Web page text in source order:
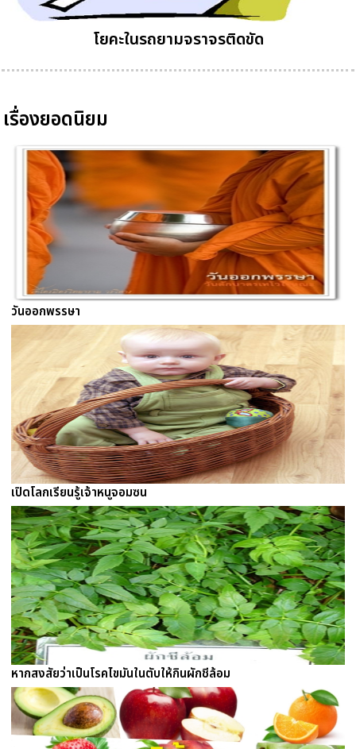
โยคะในรถยามจราจรติดขัด
เรื่องยอดนิยม
วันออกพรรษา
เปิดโลกเรียนรู้เจ้าหนูจอมซน
หากสงสัยว่าเป็นโรคไขมันในตับให้กินผักชีล้อม